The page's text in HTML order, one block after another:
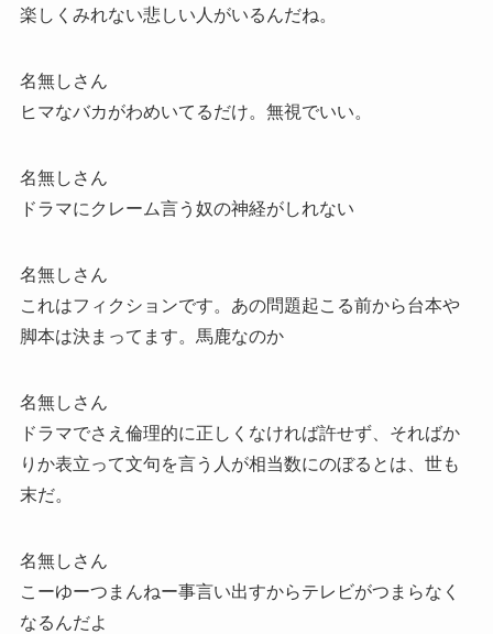
楽しくみれない悲しい人がいるんだね。
名無しさん
ヒマなバカがわめいてるだけ。無視でいい。
名無しさん
ドラマにクレーム言う奴の神経がしれない
名無しさん
これはフィクションです。あの問題起こる前から台本や
脚本は決まってます。馬鹿なのか
名無しさん
ドラマでさえ倫理的に正しくなければ許せず、そればか
りか表立って文句を言う人が相当数にのぼるとは、世も
末だ。
名無しさん
こーゆーつまんねー事言い出すからテレビがつまらなく
なるんだよ